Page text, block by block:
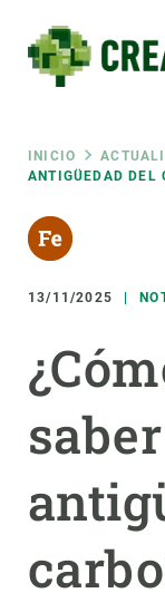
contenido
principal
Ruta
de
INICIO
ANTIGÜEDAD DEL
13/11/2025
RRSS
INTRANET
menu
INVESTIGACIÓN
CIENCIA EN ACCIÓN
ÚNETE A NOSOTROS